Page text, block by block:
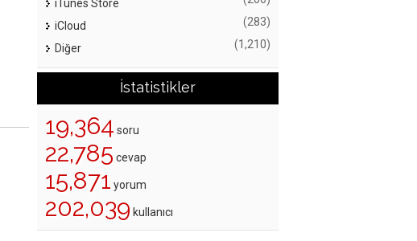
iTunes Store
iCloud (283)
Diğer (1,210)
İstatistikler
19,364 soru
22,785 cevap
15,871 yorum
202,039 kullanıcı